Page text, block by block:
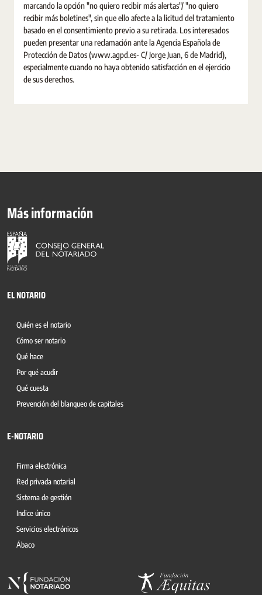
marcando la opción "no quiero recibir más alertas"/ "no quiero
recibir más boletines", sin que ello afecte a la licitud del tratamiento
basado en el consentimiento previo a su retirada. Los interesados
pueden presentar una reclamación ante la Agencia Española de
Protección de Datos (www.agpd.es- C/ Jorge Juan, 6 de Madrid),
especialmente cuando no haya obtenido satisfacción en el ejercicio
de sus derechos.
Más información
EL NOTARIO
Quién es el notario
Cómo ser notario
Qué hace
Por qué acudir
Qué cuesta
Prevención del blanqueo de capitales
E-NOTARIO
Firma electrónica
Red privada notarial
Sistema de gestión
Indice único
Servicios electrónicos
Ábaco